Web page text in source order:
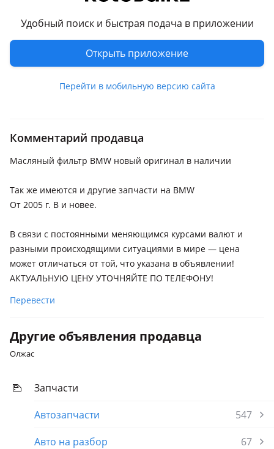
Удобный поиск и быстрая подача в приложении
Открыть приложение
Перейти в мобильную версию сайта
2003 - 2006 E83, 2006 - 2010 E83 рестайлинг
1990 - 2000 E36, 2001 - 2006 E46 рестайлинг
2002 - 2007 E60/E61, 2007 - 2010 E60/E61 рестайлинг
BMW 730
2001 - 2005 E65/E66
Комментарий продавца
Масляный фильтр BMW новый оригинал в наличии
Так же имеются и другие запчасти на BMW
От 2005 г. В и новее.
В связи с постоянными меняющимся курсами валют и
разными происходящими ситуациями в мире — цена
может отличаться от той, что указана в объявлении!
АКТУАЛЬНУЮ ЦЕНУ УТОЧНЯЙТЕ ПО ТЕЛЕФОНУ!
Перевести
Другие объявления продавца
Олжас
Запчасти
Автозапчасти
547
Авто на разбор
67